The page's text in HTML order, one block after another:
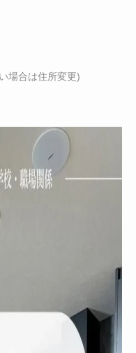
場合は住所変更)